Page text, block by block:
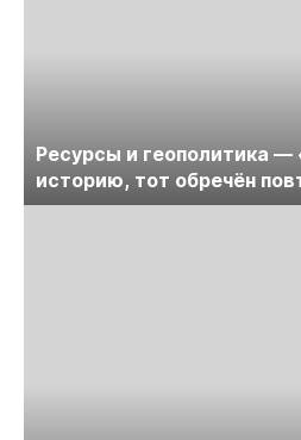
Ресурсы и геополитика —
историю, тот обречён